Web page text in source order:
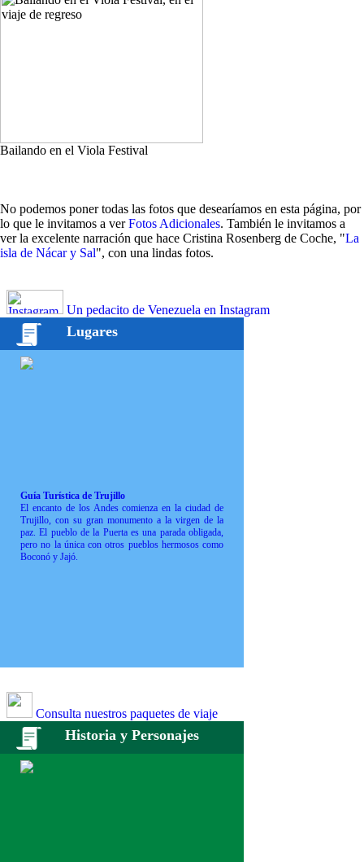
Bailando en el Viola Festival
No podemos poner todas las fotos que desearíamos en esta página, por
lo que le invitamos a verFotos Adicionales. También le invitamos a
ver la excelente narración que hace Cristina Rosenberg de Coche, "La
isla de Nácar y Sal", con una lindas fotos.
Un pedacito de Venezuela en Instagram
Lugares
Guía Turística de Trujillo
El encanto de los Andes comienza en la ciudad de
Trujillo, con su gran monumento a la virgen de la
paz. El pueblo de la Puerta es una parada obligada,
pero no la única con otros pueblos hermosos como
Boconó y Jajó.
Consulta nuestros paquetes de viaje
Historia y Personajes